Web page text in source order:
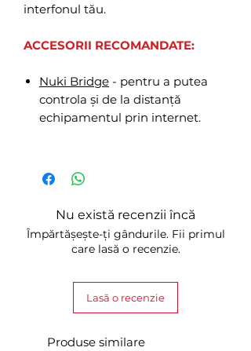
interfonul tău.
ACCESORII RECOMANDATE:
Nuki Bridge - pentru a putea
controla și de la distanță
echipamentul prin internet.
Nu există recenzii încă
Împărtășește-ți gândurile. Fii primul
care lasă o recenzie.
Lasă o recenzie
Produse similare